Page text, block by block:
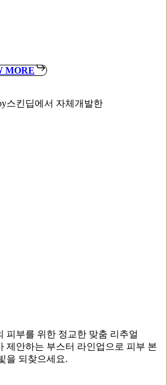
MORE
스킨딥에서 자체개발한
피부를 위한 정교한 맞춤 리추얼
제안하는 부스터 라인업으로 피부 본
을 되찾으세요.